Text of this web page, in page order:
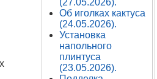
(27.05.2026).
Об иголках кактуса
(24.05.2026).
Установка
напольного
плинтуса
(23.05.2026).